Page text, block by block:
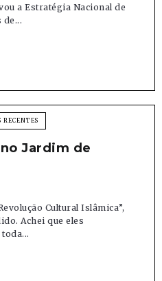
a Estratégia Nacional de
RECENTES
Jardim de
Cultural Islâmica”,
Achei que eles